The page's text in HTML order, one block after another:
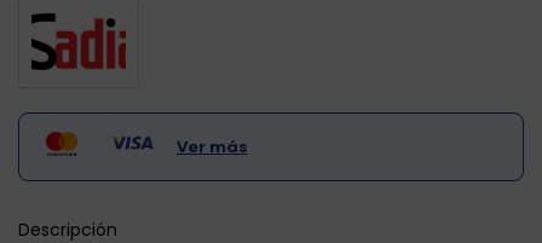
Ver más
Descripción